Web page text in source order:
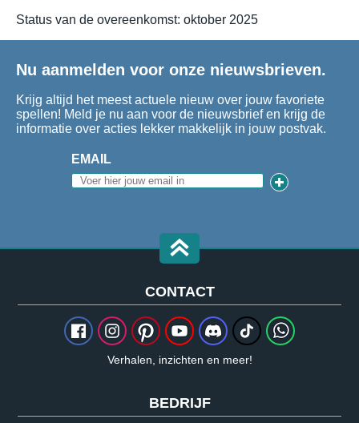
Status van de overeenkomst: oktober 2025
Nu aanmelden voor onze nieuwsbrieven.
Krijg altijd het meest actuele nieuw over jouw favoriete
spellen! Meld je nu aan voor de nieuwsbrief en krijg de
informatie over acties lekker makkelijk in jouw postvak.
EMAIL
CONTACT
Verhalen, inzichten en meer!
BEDRIJF